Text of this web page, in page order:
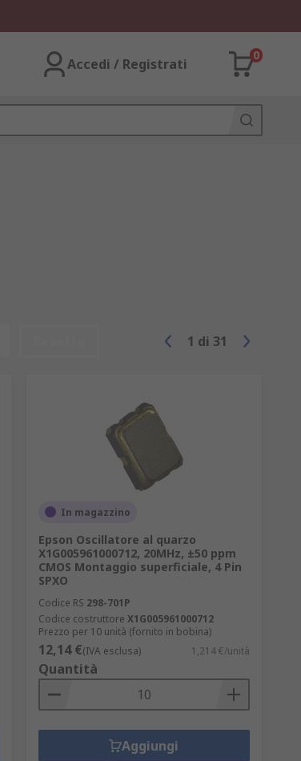
Accedi / Registrati
0
1 di 31
In magazzino
Epson Oscillatore al quarzo
X1G005961000712, 20MHz, ±50 ppm
CMOS Montaggio superficiale, 4 Pin
SPXO
Codice RS 298-701P
Codice costruttore X1G005961000712
Prezzo per 10 unità (fornito in bobina)
12,14 €(IVA esclusa) 1,214 €/unità
Quantità
Aggiungi